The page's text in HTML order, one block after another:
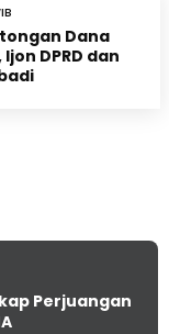
Dana
DPRD dan
Perjuangan